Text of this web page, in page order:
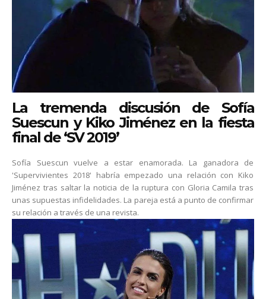
La tremenda discusión de Sofía
Suescun y Kiko Jiménez en la fiesta
final de ‘SV 2019’
Sofía Suescun vuelve a estar enamorada. La ganadora de
'Supervivientes 2018' habría empezado una relación con Kiko
Jiménez tras saltar la noticia de la ruptura con Gloria Camila tras
unas supuestas infidelidades. La pareja está a punto de confirmar
su relación a través de una revista.